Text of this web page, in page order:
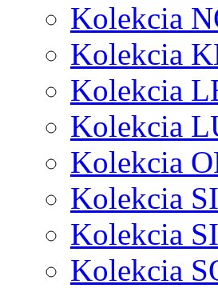
Kolekcia
Kolekcia
Kolekcia
Kolekcia
Kolekcia
Kolekcia
Kolekcia
Kolekcia